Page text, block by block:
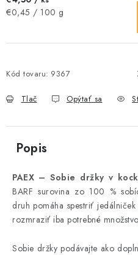
Jednotková
€0,45 / 100 g
Kód tovaru: 9367
Tlač Opýtať sa
Popis
PAEX – Sobie držky v
BARF surovina zo 100 %
druh pomáha spestriť
rozmraziť iba potrebné
Sobie držky podávajte ako